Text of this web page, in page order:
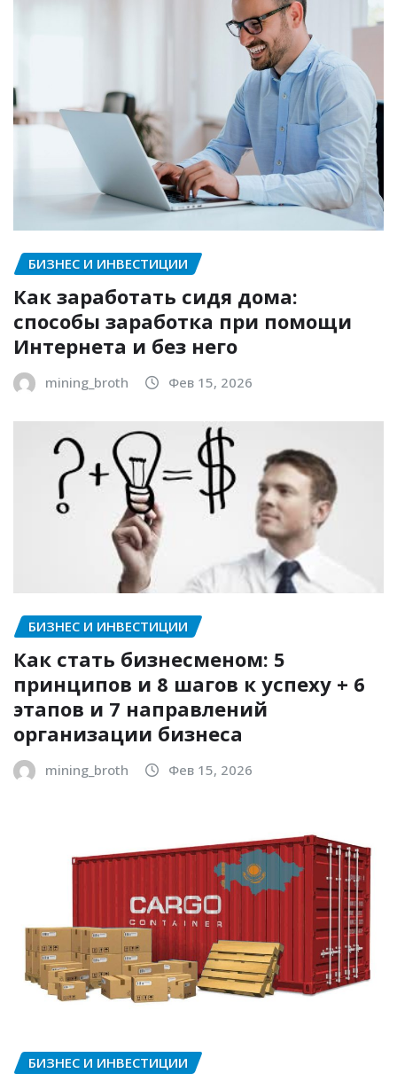
БИЗНЕС И ИНВЕСТИЦИИ
Как заработать сидя дома:
способы заработка при помощи
Интернета и без него
mining_broth Фев 15, 2026
БИЗНЕС И ИНВЕСТИЦИИ
Как стать бизнесменом: 5
принципов и 8 шагов к успеху + 6
этапов и 7 направлений
организации бизнеса
mining_broth Фев 15, 2026
БИЗНЕС И ИНВЕСТИЦИИ